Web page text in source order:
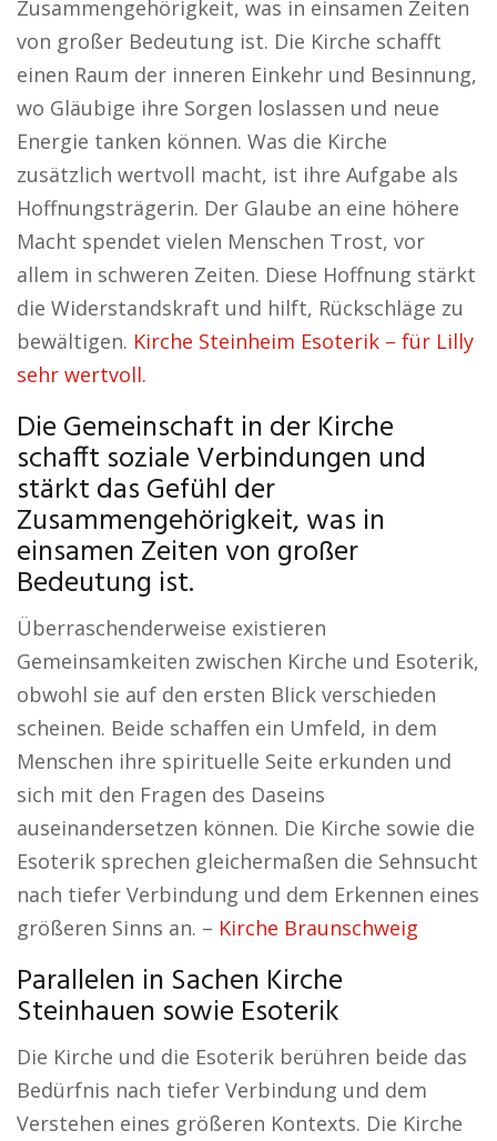
Zusammengehörigkeit, was in einsamen Zeiten
von großer Bedeutung ist. Die Kirche schafft
einen Raum der inneren Einkehr und Besinnung,
wo Gläubige ihre Sorgen loslassen und neue
Energie tanken können. Was die Kirche
zusätzlich wertvoll macht, ist ihre Aufgabe als
Hoffnungsträgerin. Der Glaube an eine höhere
Macht spendet vielen Menschen Trost, vor
allem in schweren Zeiten. Diese Hoffnung stärkt
die Widerstandskraft und hilft, Rückschläge zu
bewältigen. Kirche Steinheim Esoterik – für Lilly
sehr wertvoll.
Die Gemeinschaft in der Kirche
schafft soziale Verbindungen und
stärkt das Gefühl der
Zusammengehörigkeit, was in
einsamen Zeiten von großer
Bedeutung ist.
Überraschenderweise existieren
Gemeinsamkeiten zwischen Kirche und Esoterik,
obwohl sie auf den ersten Blick verschieden
scheinen. Beide schaffen ein Umfeld, in dem
Menschen ihre spirituelle Seite erkunden und
sich mit den Fragen des Daseins
auseinandersetzen können. Die Kirche sowie die
Esoterik sprechen gleichermaßen die Sehnsucht
nach tiefer Verbindung und dem Erkennen eines
größeren Sinns an. – Kirche Braunschweig
Parallelen in Sachen Kirche
Steinhauen sowie Esoterik
Die Kirche und die Esoterik berühren beide das
Bedürfnis nach tiefer Verbindung und dem
Verstehen eines größeren Kontexts. Die Kirche